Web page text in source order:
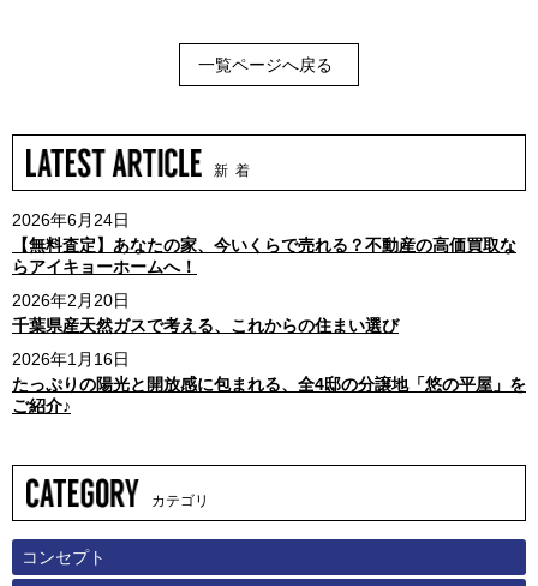
一覧ページへ戻る
新 着
2026年6月24日
【無料査定】あなたの家、今いくらで売れる？不動産の高価買取な
らアイキョーホームへ！
2026年2月20日
千葉県産天然ガスで考える、これからの住まい選び
2026年1月16日
たっぷりの陽光と開放感に包まれる、全4邸の分譲地「悠の平屋」を
ご紹介♪
カテゴリ
コンセプト